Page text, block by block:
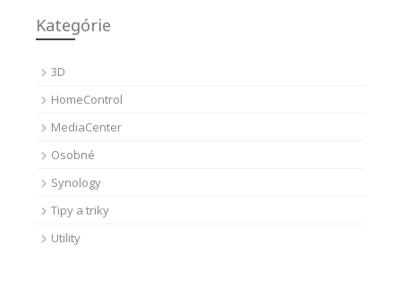
Kategórie
3D
HomeControl
MediaCenter
Osobné
Synology
Tipy a triky
Utility